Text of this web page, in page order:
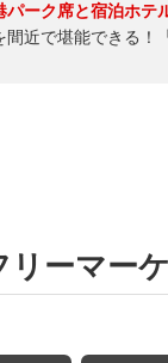
パーク席と宿泊ホテ
間近で堪能できる！
ーマー